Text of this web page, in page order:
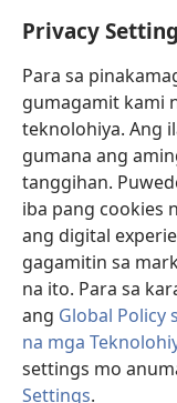
Privacy
Para sa
gumagamit kami
teknolohiya. Ang
gumana ang
tanggihan.
iba pang cookies
ang digital
gagamitin sa
na ito. Para sa
ang Global Policy
na mga
settings mo
Settings.
(may
na
bagong
window)
Watchtower
(may
bubukas
na
bagong
window)
JW Hub ®
(may
bubukas
bagong
window)
JW Library ®
Watchtower
Copyright